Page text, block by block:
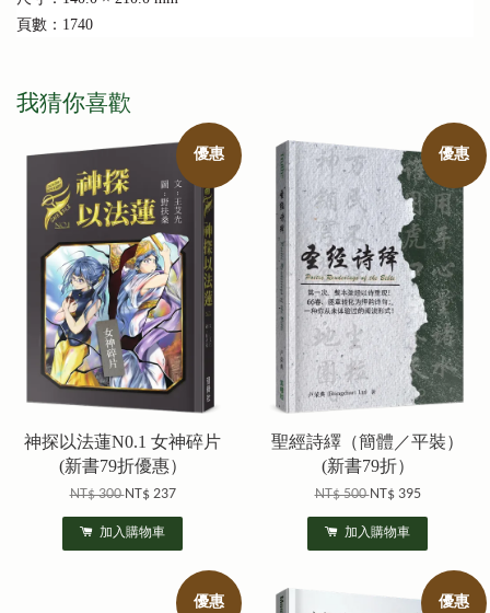
頁數：1740
我猜你喜歡
優惠
神探以法蓮N0.1 女神碎片
(新書79折優惠）
NT$ 300NT$ 237
加入購物車
優惠
聖經詩繹（簡體／平裝）
(新書79折）
NT$ 500NT$ 395
加入購物車
優惠 優惠